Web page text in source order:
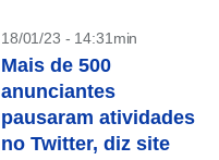
18/01/23 - 14:31min
Mais de 500
anunciantes
pausaram atividades
no Twitter, diz site